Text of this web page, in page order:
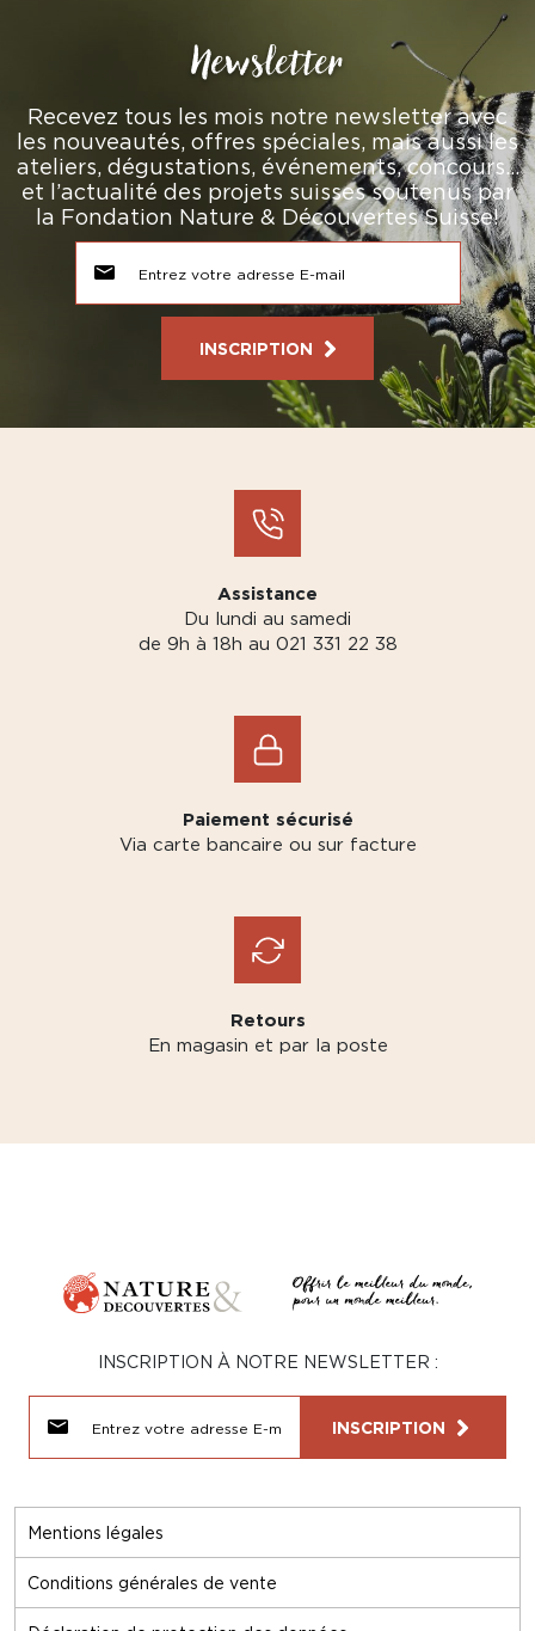
Newsletter
Recevez tous les mois notre newsletter avec
les nouveautés, offres spéciales, mais aussi les
ateliers, dégustations, événements, concours…
et l’actualité des projets suisses soutenus par
la Fondation Nature & Découvertes Suisse!
INSCRIPTION
Assistance
Du lundi au samedi
de 9h à 18h au 021 331 22 38
Paiement sécurisé
Via carte bancaire ou sur facture
Retours
En magasin et par la poste
Mentions légales
Conditions générales de vente
INSCRIPTION À NOTRE NEWSLETTER :
INSCRIPTION